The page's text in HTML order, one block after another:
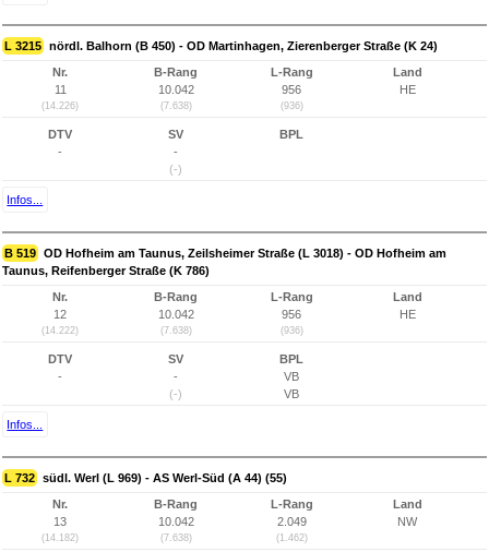
L 3215 nördl. Balhorn (B 450) - OD Martinhagen, Zierenberger Straße (K 24)
Nr.
11
(14.226)
B-Rang
10.042
(7.638)
L-Rang
956
(936)
Land
HE
DTV
-
SV
-
(-)
BPL
Infos...
B 519 OD Hofheim am Taunus, Zeilsheimer Straße (L 3018) - OD Hofheim am
Taunus, Reifenberger Straße (K 786)
Nr.
12
(14.222)
B-Rang
10.042
(7.638)
L-Rang
956
(936)
Land
HE
DTV
-
SV
-
(-)
BPL
VB
VB
Infos...
L 732 südl. Werl (L 969) - AS Werl-Süd (A 44) (55)
Nr.
13
(14.182)
B-Rang
10.042
(7.638)
L-Rang
2.049
(1.462)
Land
NW